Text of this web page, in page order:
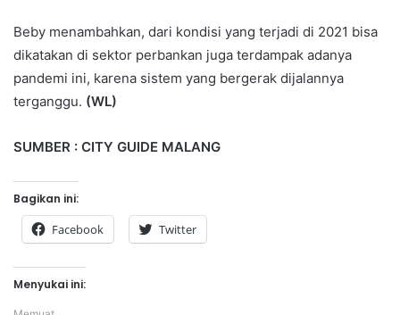
Beby menambahkan, dari kondisi yang terjadi di 2021 bisa
dikatakan di sektor perbankan juga terdampak adanya
pandemi ini, karena sistem yang bergerak dijalannya
terganggu. (WL)
SUMBER : CITY GUIDE MALANG
Bagikan ini:
Facebook Twitter
Menyukai ini: